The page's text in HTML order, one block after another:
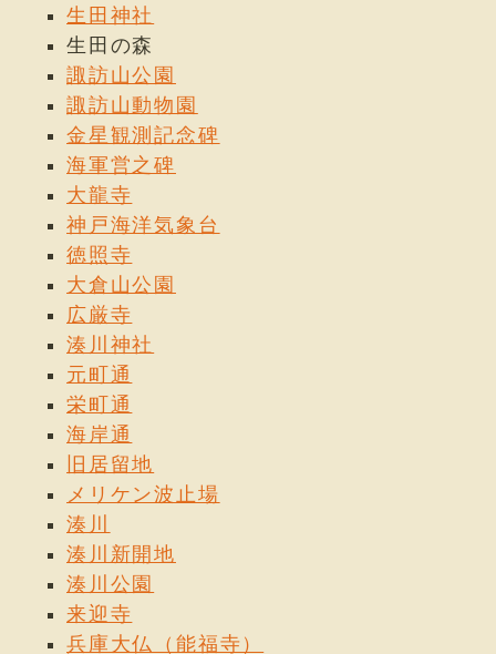
生田神社
生田の森
諏訪山公園
諏訪山動物園
金星観測記念碑
海軍営之碑
大龍寺
神戸海洋気象台
徳照寺
大倉山公園
広厳寺
湊川神社
元町通
栄町通
海岸通
旧居留地
メリケン波止場
湊川
湊川新開地
湊川公園
来迎寺
兵庫大仏（能福寺）